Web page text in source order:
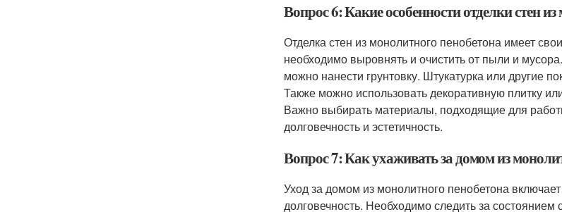
Вопрос 6: Какие особенности отделки стен
Отделка стен из монолитного пенобетона имеет
необходимо выровнять и очистить от пыли и
можно нанести грунтовку. Штукатурка или другие
Также можно использовать декоративную плитку
Важно выбирать материалы, подходящие для
долговечность и эстетичность.
Вопрос 7: Как ухаживать за домом из
Уход за домом из монолитного пенобетона
долговечность. Необходимо следить за